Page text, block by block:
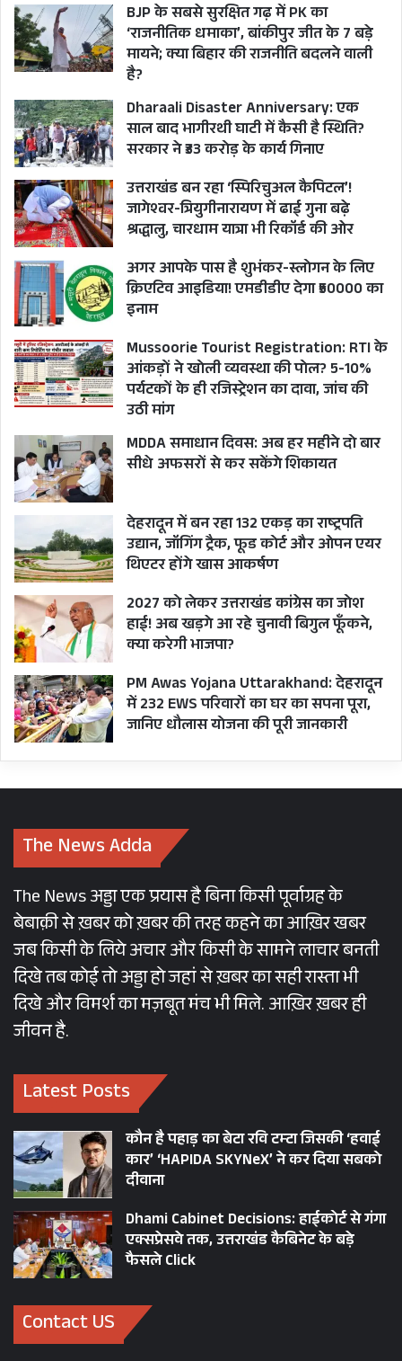
BJP के सबसे सुरक्षित गढ़ में PK का
‘राजनीतिक धमाका’, बांकीपुर जीत के 7 बड़े
मायने; क्या बिहार की राजनीति बदलने वाली
है?
Dharaali Disaster Anniversary: एक
साल बाद भागीरथी घाटी में कैसी है स्थिति?
सरकार ने ₹33 करोड़ के कार्य गिनाए
उत्तराखंड बन रहा ‘स्पिरिचुअल कैपिटल’!
जागेश्वर-त्रियुगीनारायण में ढाई गुना बढ़े
श्रद्धालु, चारधाम यात्रा भी रिकॉर्ड की ओर
अगर आपके पास है शुभंकर-स्लोगन के लिए
क्रिएटिव आइडिया! एमडीडीए देगा ₹50000 का
इनाम
Mussoorie Tourist Registration: RTI के
आंकड़ों ने खोली व्यवस्था की पोल? 5-10%
पर्यटकों के ही रजिस्ट्रेशन का दावा, जांच की
उठी मांग
MDDA समाधान दिवस: अब हर महीने दो बार
सीधे अफसरों से कर सकेंगे शिकायत
देहरादून में बन रहा 132 एकड़ का राष्ट्रपति
उद्यान, जॉगिंग ट्रैक, फूड कोर्ट और ओपन एयर
थिएटर होंगे खास आकर्षण
2027 को लेकर उत्तराखंड कांग्रेस का जोश
हाई! अब खड़गे आ रहे चुनावी बिगुल फूँकने,
क्या करेगी भाजपा?
PM Awas Yojana Uttarakhand: देहरादून
में 232 EWS परिवारों का घर का सपना पूरा,
जानिए धौलास योजना की पूरी जानकारी
The News Adda
The News अड्डा एक प्रयास है बिना किसी पूर्वाग्रह के
बेबाक़ी से ख़बर को ख़बर की तरह कहने का आख़िर खबर
जब किसी के लिये अचार और किसी के सामने लाचार बनती
दिखे तब कोई तो अड्डा हो जहां से ख़बर का सही रास्ता भी
दिखे और विमर्श का मज़बूत मंच भी मिले. आख़िर ख़बर ही
जीवन है.
Latest Posts
कौन है पहाड़ का बेटा रवि टम्टा जिसकी ‘हवाई
कार’ ‘HAPIDA SKYNeX’ ने कर दिया सबको
दीवाना
Dhami Cabinet Decisions: हाईकोर्ट से गंगा
एक्सप्रेसवे तक, उत्तराखंड कैबिनेट के बड़े
फैसले Click
Contact US